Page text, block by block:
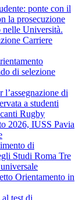
ponte con il
la prosecuzione
Università.
Carriere
di selezione
l’assegnazione di
a studenti
Rugby
2026, IUSS Pavia
di
Studi Roma Tre
Orientamento in